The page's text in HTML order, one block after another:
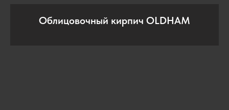
Облицовочный кирпич OLDHAM